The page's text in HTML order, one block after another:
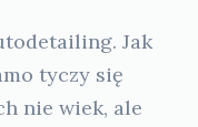
Jak
tyczy się
nie wiek, ale